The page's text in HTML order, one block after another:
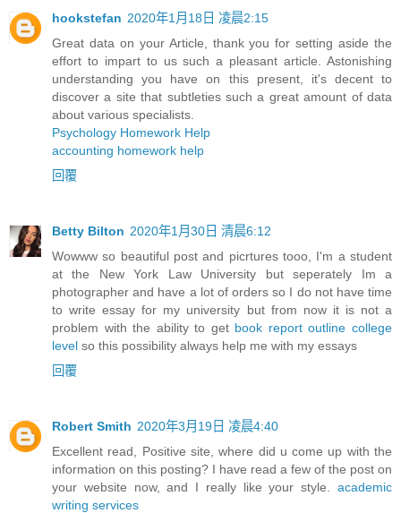
hookstefan 2020年1月18日 凌晨2:15
Great data on your Article, thank you for setting aside the
effort to impart to us such a pleasant article. Astonishing
understanding you have on this present, it's decent to
discover a site that subtleties such a great amount of data
about various specialists.
Psychology Homework Help
accounting homework help
回覆
Betty Bilton 2020年1月30日 清晨6:12
Wowww so beautiful post and picrtures tooo, I'm a student
at the New York Law University but seperately Im a
photographer and have a lot of orders so I do not have time
to write essay for my university but from now it is not a
problem with the ability to get book report outline college
level so this possibility always help me with my essays
回覆
Robert Smith 2020年3月19日 凌晨4:40
Excellent read, Positive site, where did u come up with the
information on this posting? I have read a few of the post on
your website now, and I really like your style. academic
writing services